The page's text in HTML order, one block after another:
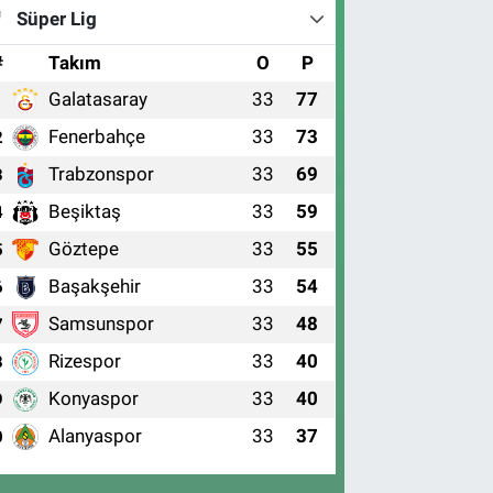
Süper Lig
Takım O P
Galatasaray 33 77
Fenerbahçe 33 73
Trabzonspor 33 69
Beşiktaş 33 59
Göztepe 33 55
Başakşehir 33 54
Samsunspor 33 48
Rizespor 33 40
Konyaspor 33 40
Alanyaspor 33 37